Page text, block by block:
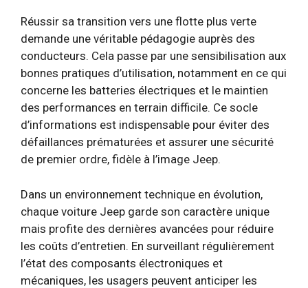
Réussir sa transition vers une flotte plus verte
demande une véritable pédagogie auprès des
conducteurs. Cela passe par une sensibilisation aux
bonnes pratiques d’utilisation, notamment en ce qui
concerne les batteries électriques et le maintien
des performances en terrain difficile. Ce socle
d’informations est indispensable pour éviter des
défaillances prématurées et assurer une sécurité
de premier ordre, fidèle à l’image Jeep.
Dans un environnement technique en évolution,
chaque voiture Jeep garde son caractère unique
mais profite des dernières avancées pour réduire
les coûts d’entretien. En surveillant régulièrement
l’état des composants électroniques et
mécaniques, les usagers peuvent anticiper les